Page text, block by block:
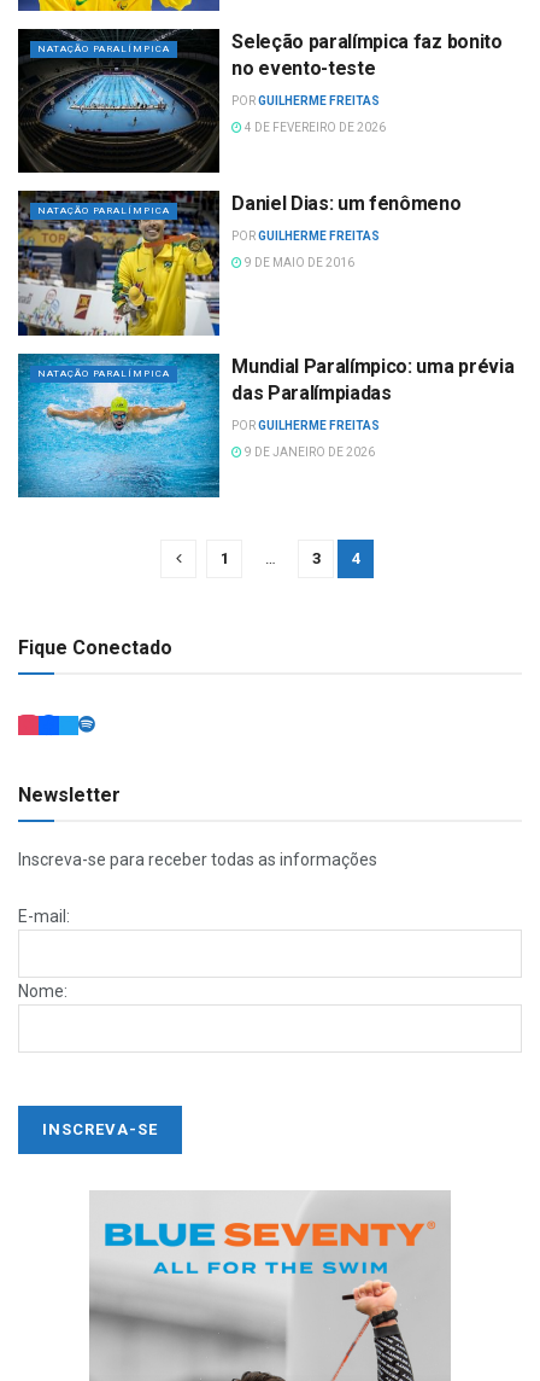
NATAÇÃO PARALÍMPICA
Seleção paralímpica faz bonito
no evento-teste
PORGUILHERME FREITAS
4 DE FEVEREIRO DE 2026
NATAÇÃO PARALÍMPICA Daniel Dias: um fenômeno
PORGUILHERME FREITAS
9 DE MAIO DE 2016
NATAÇÃO PARALÍMPICA
Mundial Paralímpico: uma prévia
das Paralímpiadas
PORGUILHERME FREITAS
9 DE JANEIRO DE 2026
1 … 3 4
Fique Conectado
Newsletter
Inscreva-se para receber todas as informações
E-mail:
Nome: